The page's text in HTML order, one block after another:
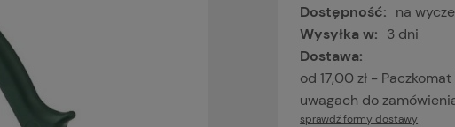
Dostępność: na
Wysyłka w: 3 dni
Dostawa:
od 17,00 zł -
uwagach do
sprawdź formy dostawy